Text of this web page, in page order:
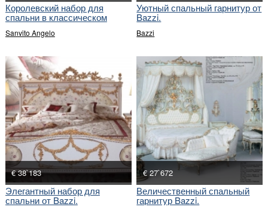
Королевский набор для
спальни в классическом
Sanvito Angelo
Уютный спальный гарнитур от
Bazzi.
Bazzi
€ 38`183
Элегантный набор для
спальни от Bazzi.
€ 27`672
Величественный спальный
гарнитур Bazzi.